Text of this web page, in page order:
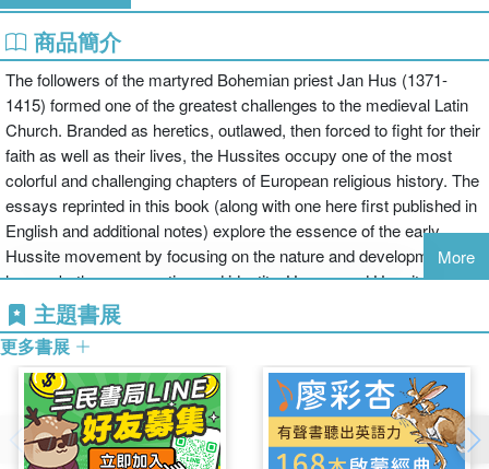
商品簡介
The followers of the martyred Bohemian priest Jan Hus (1371-
1415) formed one of the greatest challenges to the medieval Latin
Church. Branded as heretics, outlawed, then forced to fight for their
faith as well as their lives, the Hussites occupy one of the most
colorful and challenging chapters of European religious history. The
essays reprinted in this book (along with one here first published in
English and additional notes) explore the essence of the early
Hussite movement by focusing on the nature and development of
heresy both as accusation and identity. Heresy and Hussites in
Late Medieval Europe first examines the definition of heresy, and
its comparative nature across Europe. It investigates the unique
practices of popular religion in local communities, while examining
theology and its unavoidable conflicts. The repressive policy of
crusade and the growth of martyrdom with its inevitable contribution
to the formation of Hussite history is explored. The social
application of religious ideas, its revolutionary outcomes, along with
More
主題書展
更多書展